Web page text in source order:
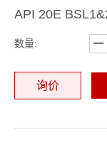
API 20E
数量:
询价